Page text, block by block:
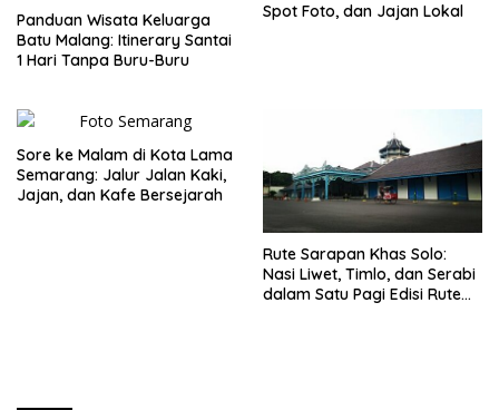
Panduan Wisata Keluarga
Batu Malang: Itinerary Santai
1 Hari Tanpa Buru-Buru
Spot Foto, dan Jajan Lokal
Sore ke Malam di Kota Lama
Semarang: Jalur Jalan Kaki,
Jajan, dan Kafe Bersejarah
Rute Sarapan Khas Solo:
Nasi Liwet, Timlo, dan Serabi
dalam Satu Pagi Edisi Rute